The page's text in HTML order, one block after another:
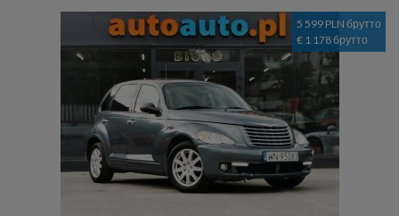
5 599 PLN брутто
€ 1 178 брутто